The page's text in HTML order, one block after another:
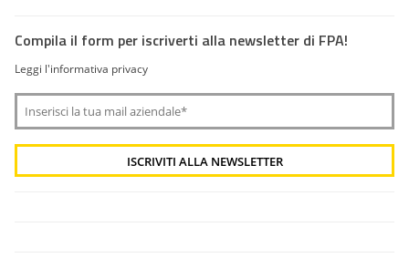
Compila il form per iscriverti alla newsletter di FPA!
Leggi l'informativa privacy